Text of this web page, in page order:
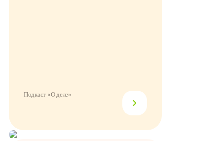
Подкаст «О деле»